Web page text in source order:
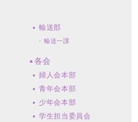
輸送部
輸送一課
各会
婦人会本部
青年会本部
少年会本部
学生担当委員会